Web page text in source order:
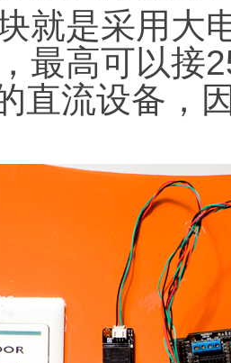
就是采用大
最高可以接
直流设备，